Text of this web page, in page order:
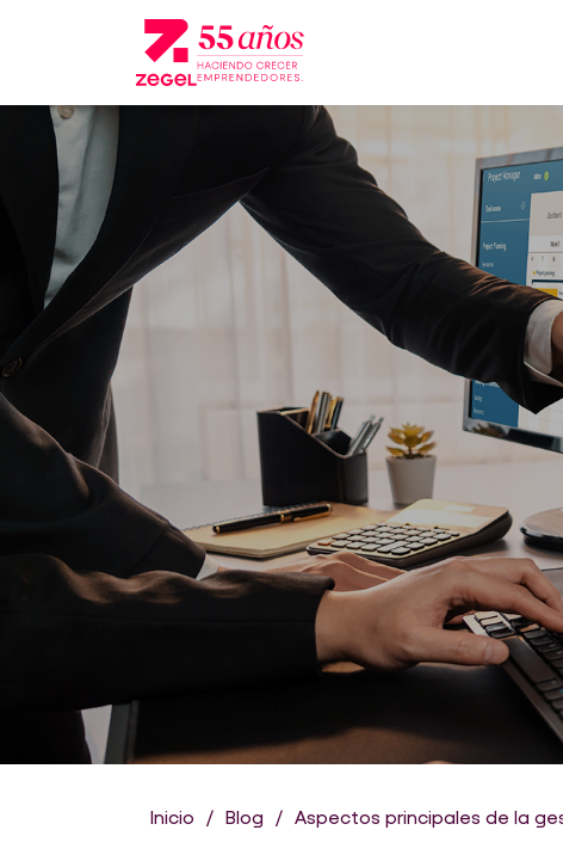
Inicio Blog Aspectos principales de la